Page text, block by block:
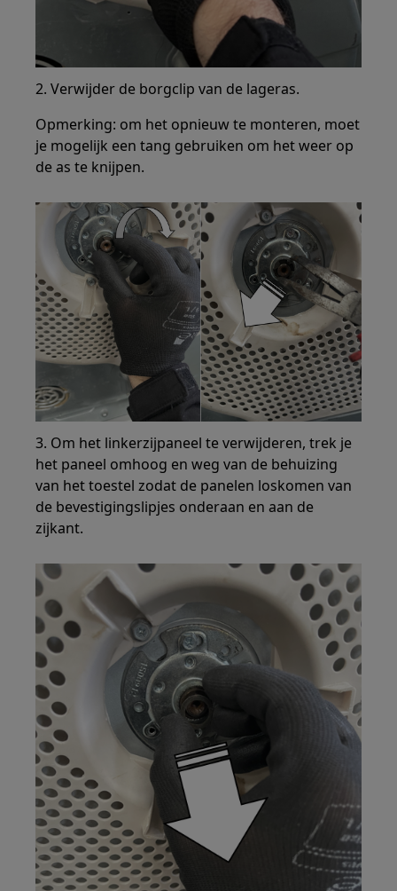
2. Verwijder de borgclip van de lageras.
Opmerking: om het opnieuw te monteren, moet
je mogelijk een tang gebruiken om het weer op
de as te knijpen.
3. Om het linkerzijpaneel te verwijderen, trek je
het paneel omhoog en weg van de behuizing
van het toestel zodat de panelen loskomen van
de bevestigingslipjes onderaan en aan de
zijkant.